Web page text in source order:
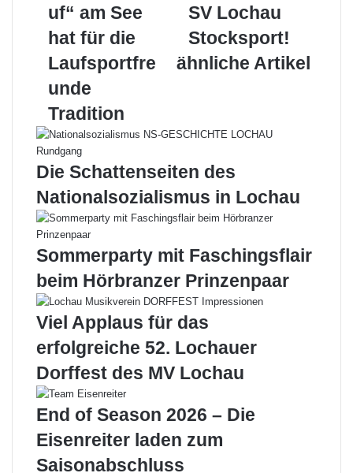
See
für
die
Laufsportfreunde
Tradition
uf“ am See
hat für die
Laufsportfre
unde
Tradition
SV
Stocksport!
SV Lochau
Stocksport!
ähnliche Artikel
Die Schattenseiten des
Nationalsozialismus in Lochau
Sommerparty mit Faschingsflair
beim Hörbranzer Prinzenpaar
Viel Applaus für das
erfolgreiche 52. Lochauer
Dorffest des MV Lochau
End of Season 2026 – Die
Eisenreiter laden zum
Saisonabschluss